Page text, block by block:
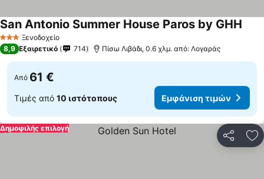
3 ΑστέριαΞενοδοχείο
San Antonio Summer House Paros by GHH
8,9 Εξαιρετικό 714 Πίσω Λιβάδι, 0.6 χλμ. από: Λογαράς
Από 61 €
Τιμές από 10 ιστότοπους Εμφάνιση τιμών
Δημοφιλής επιλογή